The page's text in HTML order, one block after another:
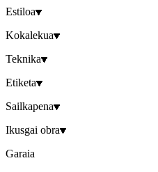
Estiloa
Kokalekua
Teknika
Etiketa
Sailkapena
Ikusgai obra
Garaia